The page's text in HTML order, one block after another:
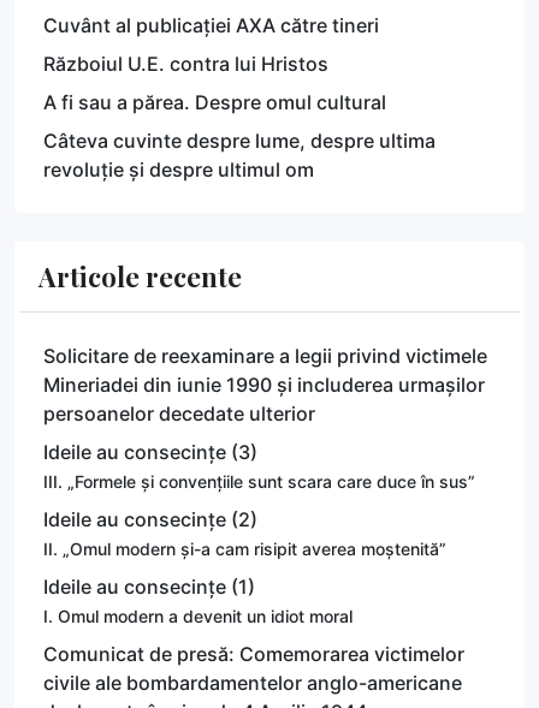
Cuvânt al publicației AXA către tineri
Războiul U.E. contra lui Hristos
A fi sau a părea. Despre omul cultural
Câteva cuvinte despre lume, despre ultima
revoluție și despre ultimul om
Articole recente
Solicitare de reexaminare a legii privind victimele
Mineriadei din iunie 1990 și includerea urmașilor
persoanelor decedate ulterior
Ideile au consecințe (3)
III. „Formele și convențiile sunt scara care duce în sus”
Ideile au consecințe (2)
II. „Omul modern și-a cam risipit averea moștenită”
Ideile au consecințe (1)
I. Omul modern a devenit un idiot moral
Comunicat de presă: Comemorarea victimelor
civile ale bombardamentelor anglo-americane